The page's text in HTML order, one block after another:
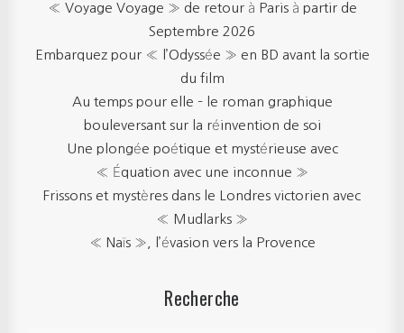
« Voyage Voyage » de retour à Paris à partir de
Septembre 2026
Embarquez pour « l’Odyssée » en BD avant la sortie
du film
Au temps pour elle – le roman graphique
bouleversant sur la réinvention de soi
Une plongée poétique et mystérieuse avec
« Équation avec une inconnue »
Frissons et mystères dans le Londres victorien avec
« Mudlarks »
« Naïs », l’évasion vers la Provence
Recherche